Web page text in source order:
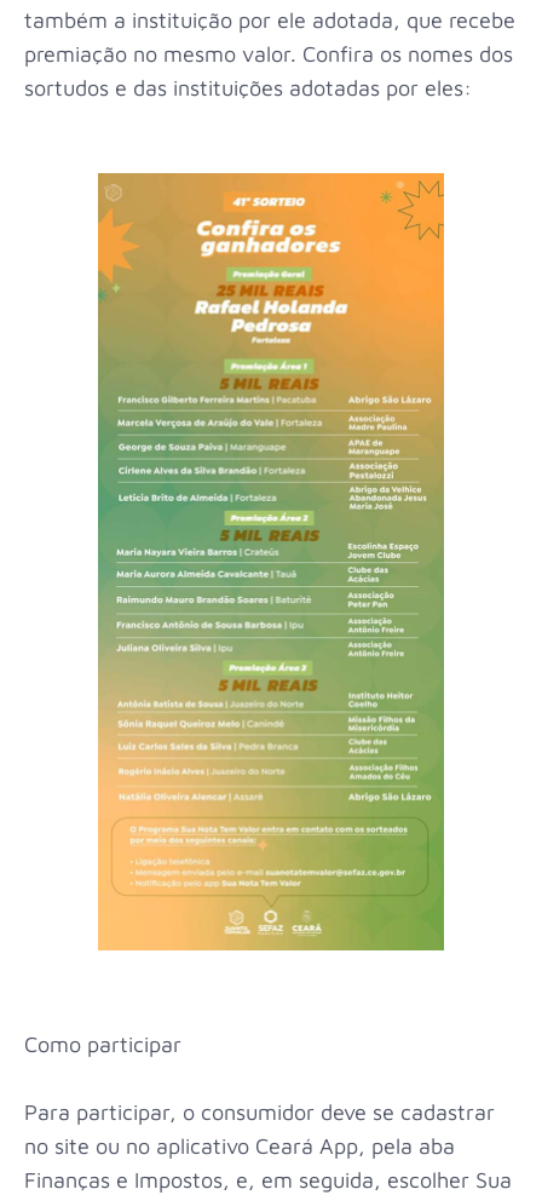
também a instituição por ele adotada, que recebe
premiação no mesmo valor. Confira os nomes dos
sortudos e das instituições adotadas por eles:
Como participar
Para participar, o consumidor deve se cadastrar
no site ou no aplicativo Ceará App, pela aba
Finanças e Impostos, e, em seguida, escolher Sua